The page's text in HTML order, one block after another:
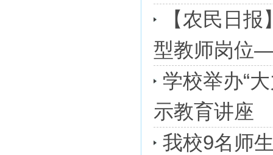
【农民日
型教师岗位
学校举办“
示教育讲座
我校9名师